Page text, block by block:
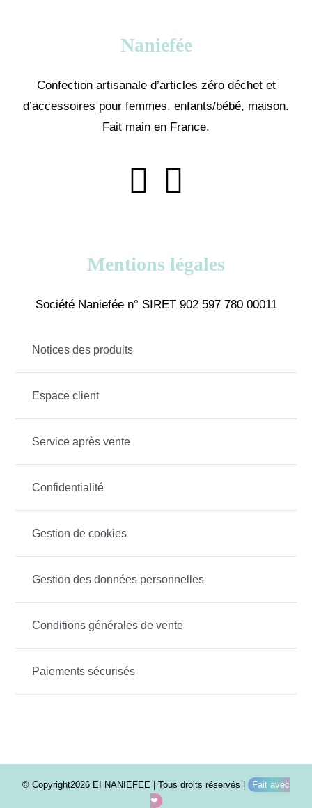
Naniefée
Confection artisanale d’articles zéro déchet et
d’accessoires pour femmes, enfants/bébé, maison.
Fait main en France.
Mentions légales
Société Naniefée n° SIRET 902 597 780 00011
Notices des produits
Espace client
Service après vente
Confidentialité
Gestion de cookies
Gestion des données personnelles
Conditions générales de vente
Paiements sécurisés
© Copyright2026 EI NANIEFEE | Tous droits réservés |
Fait avec
❤